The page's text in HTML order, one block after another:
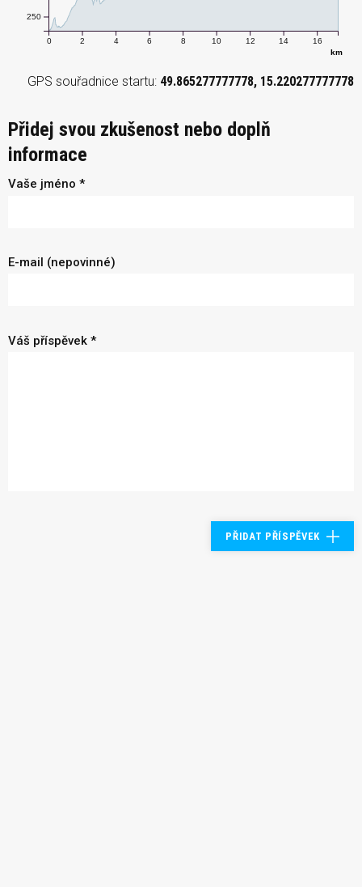
0 2 4 6 8 10 12 14 16
km
250
GPS souřadnice startu: 49.865277777778, 15.220277777778
Přidej svou zkušenost nebo doplň
informace
Vaše jméno *
E-mail (nepovinné)
Váš příspěvek *
PŘIDAT PŘÍSPĚVEK